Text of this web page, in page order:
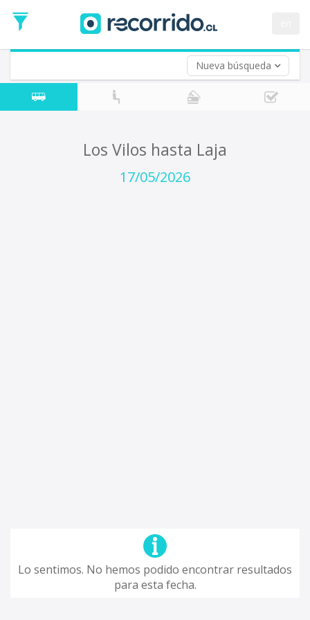
Nueva búsqueda
de
Ida
Vuelta (opcional)
Fecha
de
Los Vilos hasta Laja
17/05/2026
Lo sentimos. No hemos podido encontrar resultados
para esta fecha.